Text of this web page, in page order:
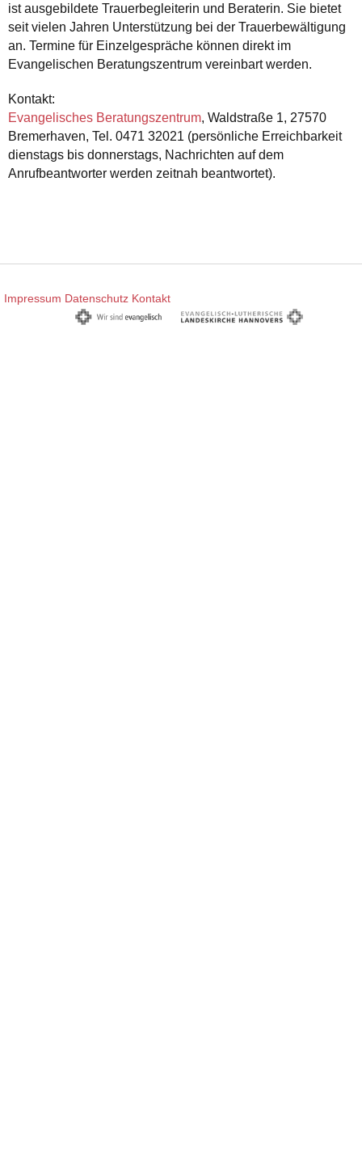
ist ausgebildete Trauerbegleiterin und Beraterin. Sie bietet
seit vielen Jahren Unterstützung bei der Trauerbewältigung
an. Termine für Einzelgespräche können direkt im
Evangelischen Beratungszentrum vereinbart werden.
Kontakt:
Evangelisches Beratungszentrum, Waldstraße 1, 27570
Bremerhaven, Tel. 0471 32021 (persönliche Erreichbarkeit
dienstags bis donnerstags, Nachrichten auf dem
Anrufbeantworter werden zeitnah beantwortet).
Impressum Datenschutz Kontakt